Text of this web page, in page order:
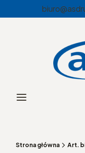
Menu
Strona główna Art.